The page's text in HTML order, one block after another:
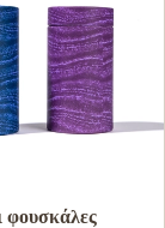
Φόμα και